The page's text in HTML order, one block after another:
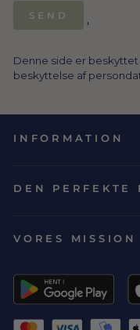
SEND
'
Denne side er
beskyttelse af
INFORMATION
DEN PERFEKTE
VORES MISSION